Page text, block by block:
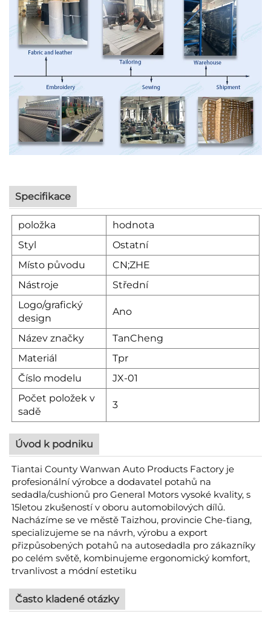
Specifikace
položka
hodnota
Styl
Ostatní
Místo původu
CN;ZHE
Nástroje
Střední
Logo/grafický
design
Ano
Název značky
TanCheng
Materiál
Tpr
Číslo modelu
JX-01
Počet položek v
sadě
3
Úvod k podniku
Tiantai County Wanwan Auto Products Factory je
profesionální výrobce a dodavatel potahů na
sedadla/cushionů pro General Motors vysoké kvality, s
15letou zkušeností v oboru automobilových dílů.
Nacházíme se ve městě Taizhou, provincie Che-ťiang,
specializujeme se na návrh, výrobu a export
přizpůsobených potahů na autosedadla pro zákazníky
po celém světě, kombinujeme ergonomický komfort,
trvanlivost a módní estetiku
Často kladené otázky